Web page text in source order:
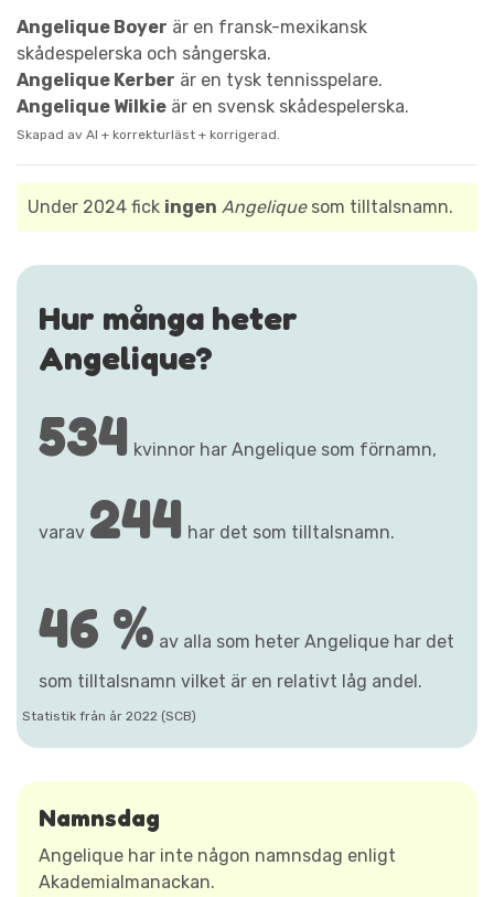
Angelique Boyer är en fransk-mexikansk
skådespelerska och sångerska.
Angelique Kerber är en tysk tennisspelare.
Angelique Wilkie är en svensk skådespelerska.
Skapad av AI + korrekturläst + korrigerad.
Under 2024 fick ingen Angeliquesom tilltalsnamn.
Hur många heter
Angelique?
534 kvinnor har Angelique som förnamn,
varav 244 har det som tilltalsnamn.
46 % av alla som heter Angelique har det
som tilltalsnamn vilket är en relativt låg andel.
Statistik från år 2022 (SCB)
Namnsdag
Angelique har inte någon namnsdag enligt
Akademialmanackan.